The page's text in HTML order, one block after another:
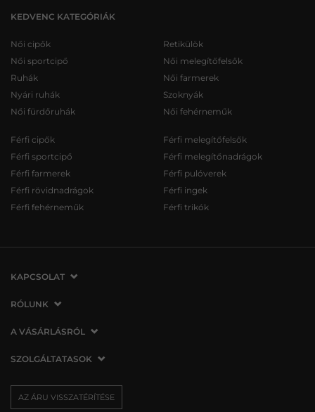
KEDVENC KATEGÓRIÁK
Női cipők
Női sportcipő
Ruhák
Nyári ruhák
Női fürdőruhák
Retikülök
Női melegítőfelsők
Női farmerek
Szoknyák
Női fehérneműk
Férfi cipők
Férfi sportcipő
Férfi farmerek
Férfi rövidnadrágok
Férfi fehérneműk
Férfi melegítőfelsők
Férfi melegítőnadrágok
Férfi pulóverek
Férfi ingek
Férfi trikók
KAPCSOLAT
VERMONT Services Slovakia s. r. o.
821 07 Bratislava
Szlovákia
info@vermont.hu
RÓLUNK
Cégünkről
Üzleteink
Sajtó
A VÁSÁRLÁSRÓL
A vásárlás menete
Az áru visszatérítése/visszáru
Panaszok
SZOLGÁLTATASOK
Szállítás és fizetés
Ajándékutalványok
AZ ÁRU VISSZATÉRÍTÉSE